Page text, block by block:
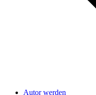
Autor werden